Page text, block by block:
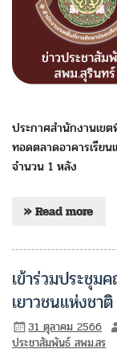
ประกาศสำนักงานเข
ทอดตลาดอาคารเรีย
จำนวน 1 หลัง
» Read more
เข้าร่วมประชุม
เยาวชนแห่งชา
31 ตุลาคม 2566
ประชาสัมพันธ์ สพม.สร